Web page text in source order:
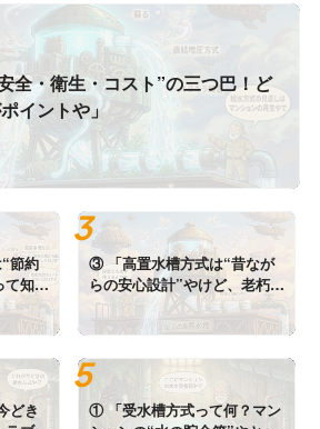
全・衛生・コスト”の三つ巴！ど
イントや」
節約
て知っ
③ 「高置水槽方式は“昔なが
らの安心設計”やけど、老朽化
がネックや」
どき
① 「受水槽方式って何？マン